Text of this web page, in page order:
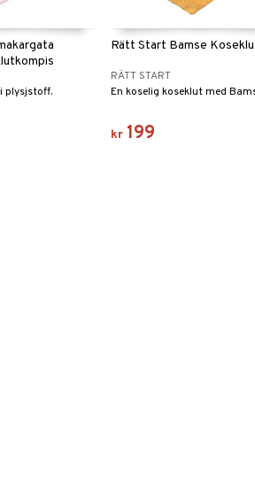
plysjstoff.
Rätt Start Bamse
RÄTT START
En koselig koseklut med
kr 199